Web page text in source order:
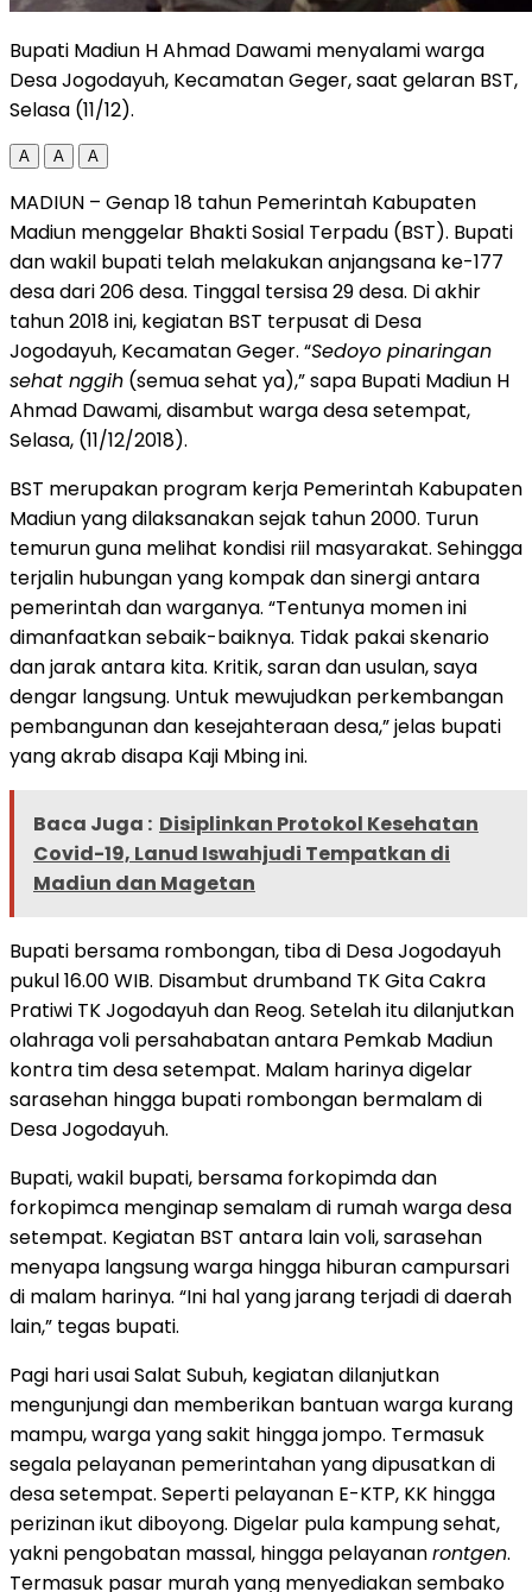
Bupati Madiun H Ahmad Dawami menyalami warga
Desa Jogodayuh, Kecamatan Geger, saat gelaran BST,
Selasa (11/12).
A A A
MADIUN – Genap 18 tahun Pemerintah Kabupaten
Madiun menggelar Bhakti Sosial Terpadu (BST). Bupati
dan wakil bupati telah melakukan anjangsana ke-177
desa dari 206 desa. Tinggal tersisa 29 desa. Di akhir
tahun 2018 ini, kegiatan BST terpusat di Desa
Jogodayuh, Kecamatan Geger. “Sedoyo pinaringan
sehat nggih (semua sehat ya),” sapa Bupati Madiun H
Ahmad Dawami, disambut warga desa setempat,
Selasa, (11/12/2018).
BST merupakan program kerja Pemerintah Kabupaten
Madiun yang dilaksanakan sejak tahun 2000. Turun
temurun guna melihat kondisi riil masyarakat. Sehingga
terjalin hubungan yang kompak dan sinergi antara
pemerintah dan warganya. “Tentunya momen ini
dimanfaatkan sebaik-baiknya. Tidak pakai skenario
dan jarak antara kita. Kritik, saran dan usulan, saya
dengar langsung. Untuk mewujudkan perkembangan
pembangunan dan kesejahteraan desa,” jelas bupati
yang akrab disapa Kaji Mbing ini.
Baca Juga : Disiplinkan Protokol Kesehatan
Covid-19, Lanud Iswahjudi Tempatkan di
Madiun dan Magetan
Bupati bersama rombongan, tiba di Desa Jogodayuh
pukul 16.00 WIB. Disambut drumband TK Gita Cakra
Pratiwi TK Jogodayuh dan Reog. Setelah itu dilanjutkan
olahraga voli persahabatan antara Pemkab Madiun
kontra tim desa setempat. Malam harinya digelar
sarasehan hingga bupati rombongan bermalam di
Desa Jogodayuh.
Bupati, wakil bupati, bersama forkopimda dan
forkopimca menginap semalam di rumah warga desa
setempat. Kegiatan BST antara lain voli, sarasehan
menyapa langsung warga hingga hiburan campursari
di malam harinya. “Ini hal yang jarang terjadi di daerah
lain,” tegas bupati.
Pagi hari usai Salat Subuh, kegiatan dilanjutkan
mengunjungi dan memberikan bantuan warga kurang
mampu, warga yang sakit hingga jompo. Termasuk
segala pelayanan pemerintahan yang dipusatkan di
desa setempat. Seperti pelayanan E-KTP, KK hingga
perizinan ikut diboyong. Digelar pula kampung sehat,
yakni pengobatan massal, hingga pelayananrontgen.
Termasuk pasar murah yang menyediakan sembako